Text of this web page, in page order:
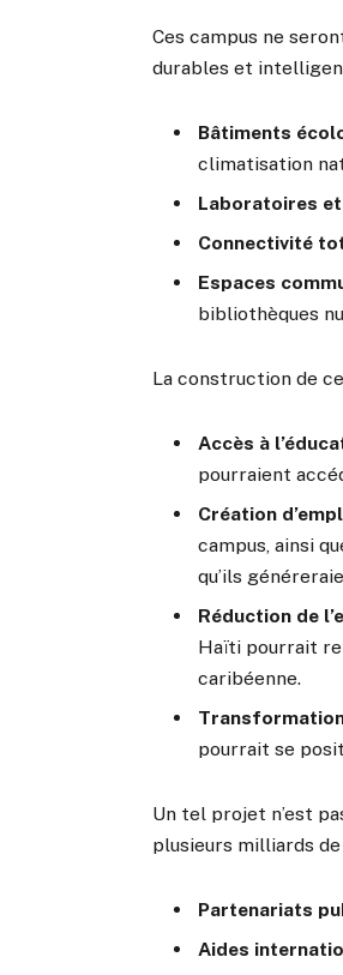
Ces campus ne
durables et
Bâtiments
climatisation
Laboratoires
Connectivité
Espaces
bibliothèques
La construction de
Accès à
pourraient
Création
campus, ainsi
qu’ils
Réduction de
Haïti pourrait
caribéenne.
pourrait se
Un tel projet n’est
plusieurs milliards
Partenariats
Aides